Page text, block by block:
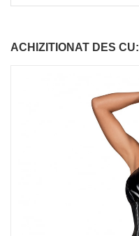
ACHIZITIONAT DES CU: